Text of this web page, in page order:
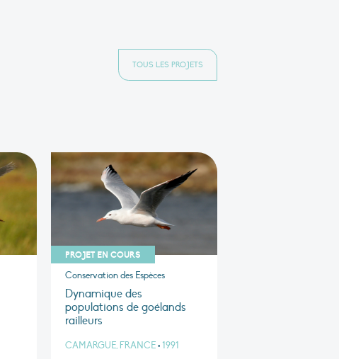
TOUS LES PROJETS
PROJET EN COURS
Conservation des Espèces
Dynamique des
populations de goélands
railleurs
CAMARGUE, FRANCE•1991